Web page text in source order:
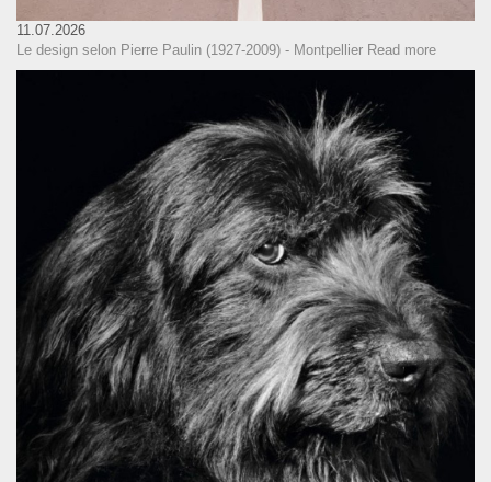
11.07.2026
Le design selon Pierre Paulin (1927-2009) - Montpellier Read more